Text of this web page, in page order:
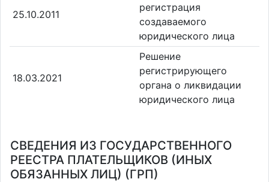
25.10.2011
регистрация
создаваемого
юридического лица
18.03.2021
Решение
регистрирующего
органа о ликвидации
юридического лица
СВЕДЕНИЯ ИЗ ГОСУДАРСТВЕННОГО
РЕЕСТРА ПЛАТЕЛЬЩИКОВ (ИНЫХ
ОБЯЗАННЫХ ЛИЦ) (ГРП)